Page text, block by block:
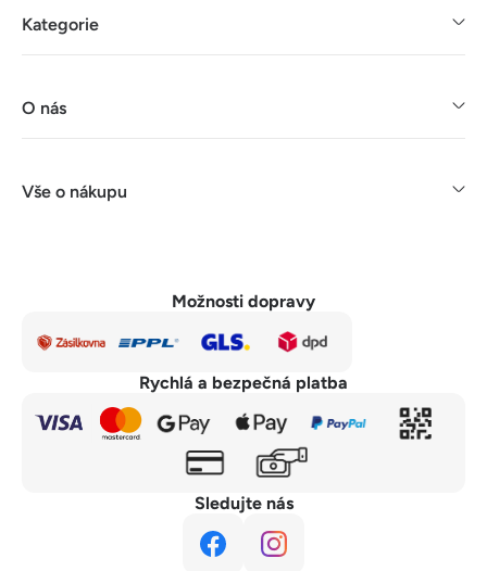
Kategorie
O nás
Vše o nákupu
Možnosti dopravy
Rychlá a bezpečná platba
Sledujte nás